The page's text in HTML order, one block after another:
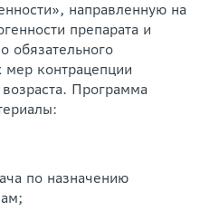
направленную на
препарата и
обязательного
мер контрацепции
Программа
по назначению